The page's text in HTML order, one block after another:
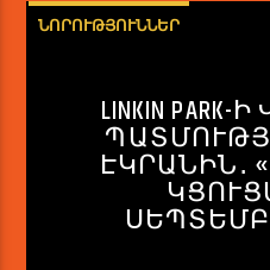
ՆՈՐՈՒԹՅՈՒՆՆԵՐ
LINKIN
ԷԿՐԱՆԻՆ․